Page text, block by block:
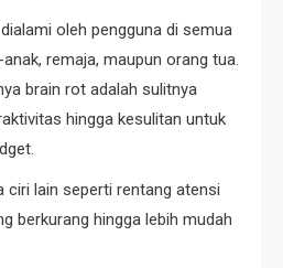
oleh pengguna di semua
remaja, maupun orang tua.
brain rot adalah sulitnya
hingga kesulitan untuk
ciri lain seperti rentang atensi
berkurang hingga lebih mudah